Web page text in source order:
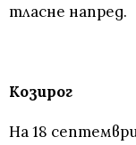
тласне напред.
Козирог
На 18